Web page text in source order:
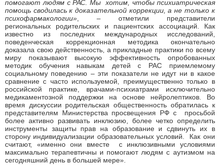
помогают людям с РАС. Мы хотим, чтобы психиатрическая
помощь сводилась к доказательной коррекции, а не только к
психофармакологии», – отметили представители
региональных родительских и пациентских ассоциаций. Как
известно из последних международных исследований,
поведенческая коррекционная методика окончательно
доказала свою действенность, а прикладные практики по всему
миру показывают высокую эффективность опробованных
методик обучения навыкам детей с РАС приемлемому
социальному поведению – эти показатели не идут ни в какое
сравнение с часто используемой, преимущественно только в
российской практике, врачами-психиатрами исключительно
медикаментозной поддержки на основе нейролептиков. Во
время дискуссии родительская общественность обратилась к
представителям Министерства просвещения РФ с просьбой
более активно развивать инклюзию, более четко определить
инструменты защиты прав на образование и сдвинуть их в
сторону индивидуализации образовательных условий. Как они
считают, «именно они вместе с инклюзивными условиями
максимально терапевтичны и помогают людям с аутизмом на
сегодняшний день в большей мере».